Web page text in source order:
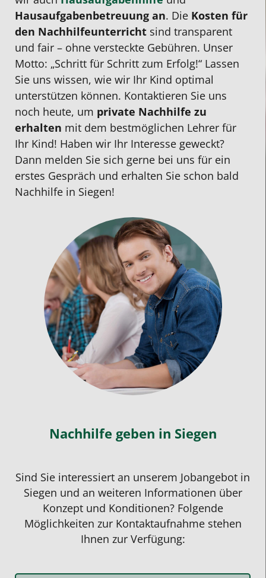
gematscht.
Mein
Sohn
hat
sich
von
einer
4
auf
eine
2
das
Wichtigste:
er
hat
wieder
Spaß
an
Mathe
gewonnen!
Er
hat
eins
Unterricht
gehabt
und
konnte
jederzeit
ist.
Kann
ich
nur
weiterempfehlen.
Meine
Tochter
hat
sich
in
eineinhalb
Noten
verbessert.
und
war
dabei
immer
positiv.
Wir
Herrn
Nguyen
sehr
für
zu
Hausaufgabenbetreuung an. Die Kosten für
den Nachhilfeunterricht sind transparent
und fair – ohne versteckte Gebühren. Unser
Motto: „Schritt für Schritt zum Erfolg!“ Lassen
Sie uns wissen, wie wir Ihr Kind optimal
unterstützen können. Kontaktieren Sie uns
noch heute, um private Nachhilfe zu
erhalten mit dem bestmöglichen Lehrer für
Ihr Kind! Haben wir Ihr Interesse geweckt?
Dann melden Sie sich gerne bei uns für ein
erstes Gespräch und erhalten Sie schon bald
Nachhilfe in Siegen!
Nachhilfe geben in Siegen
Sind Sie interessiert an unserem Jobangebot in
Siegen und an weiteren Informationen über
Konzept und Konditionen? Folgende
Möglichkeiten zur Kontaktaufnahme stehen
Ihnen zur Verfügung: